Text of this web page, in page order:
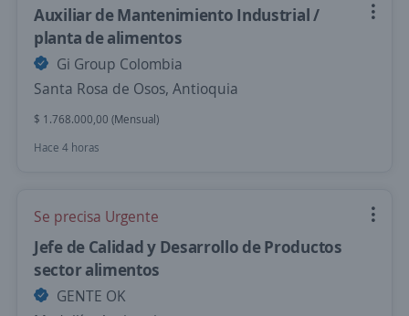
Auxiliar de Mantenimiento Industrial /
planta de alimentos
Gi Group Colombia
Santa Rosa de Osos, Antioquia
$ 1.768.000,00 (Mensual)
Hace 4 horas
Se precisa Urgente
Jefe de Calidad y Desarrollo de Productos
sector alimentos
GENTE OK